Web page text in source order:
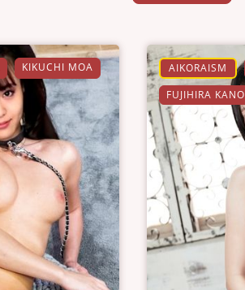
KIKUCHI MOA AIKORAISM
FUJIHIRA KANO